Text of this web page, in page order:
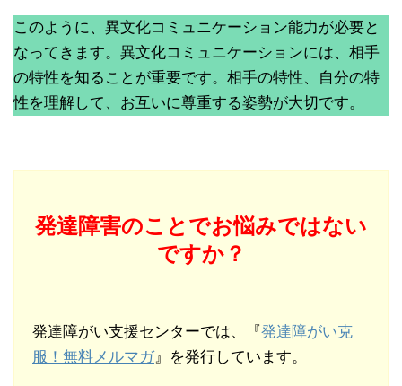
このように、異文化コミュニケーション能力が必要と
なってきます。異文化コミュニケーションには、相手
の特性を知ることが重要です。相手の特性、自分の特
性を理解して、お互いに尊重する姿勢が大切です。
発達障害のことでお悩みではない
ですか？
発達障がい支援センターでは、『発達障がい克
服！無料メルマガ』を発行しています。